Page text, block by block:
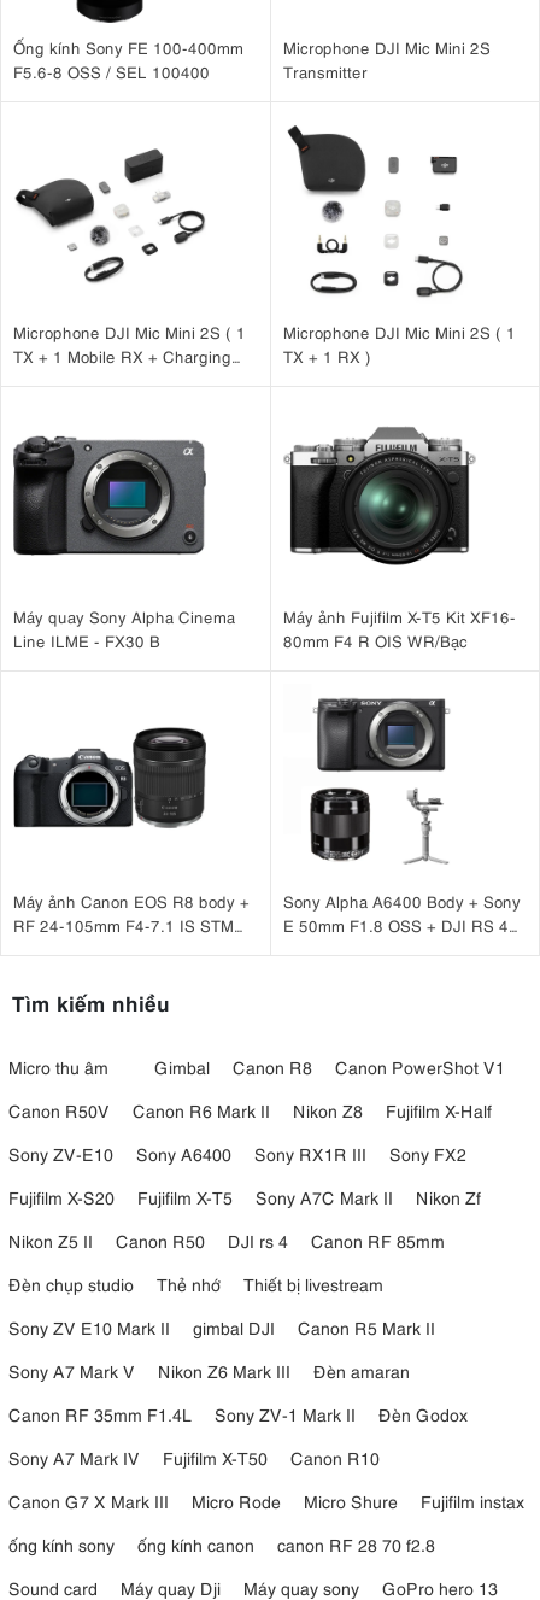
Ống kính Sony FE 100-400mm
F5.6-8 OSS / SEL 100400
Microphone DJI Mic Mini 2S
Transmitter
Microphone DJI Mic Mini 2S ( 1
TX + 1 Mobile RX + Charging
Microphone DJI Mic Mini 2S ( 1
TX + 1 RX )
Máy quay Sony Alpha Cinema
Line ILME - FX30 B
Máy ảnh Fujifilm X-T5 Kit XF16-
80mm F4 R OIS WR/Bạc
Máy ảnh Canon EOS R8 body +
RF 24-105mm F4-7.1 IS STM
Sony Alpha A6400 Body + Sony
E 50mm F1.8 OSS + DJI RS 4
Tìm kiếm nhiều
Micro thu âm Gimbal Canon R8
Canon PowerShot V1
Canon R50V
Canon R6 Mark II Nikon Z8
Fujifilm X-Half
Sony ZV-E10
Sony A6400 Sony RX1R III
Sony FX2
Fujifilm X-S20
Fujifilm X-T5 Sony A7C Mark II
Nikon Zf
Nikon Z5 II
Canon R50 DJI rs 4
Canon RF 85mm
Đèn chụp studio
Thẻ nhớ
Thiết bị livestream
Sony ZV E10 Mark II
gimbal DJI
Canon R5 Mark II
Sony A7 Mark V
Nikon Z6 Mark III
Đèn amaran
Canon RF 35mm F1.4L
Sony ZV-1 Mark II
Đèn Godox
Sony A7 Mark IV
Fujifilm X-T50
Canon R10
Canon G7 X Mark III
Micro Rode Micro Shure
Fujifilm instax
ống kính sony
ống kính canon
canon RF 28 70 f2.8
Sound card
Máy quay Dji Máy quay sony
GoPro hero 13